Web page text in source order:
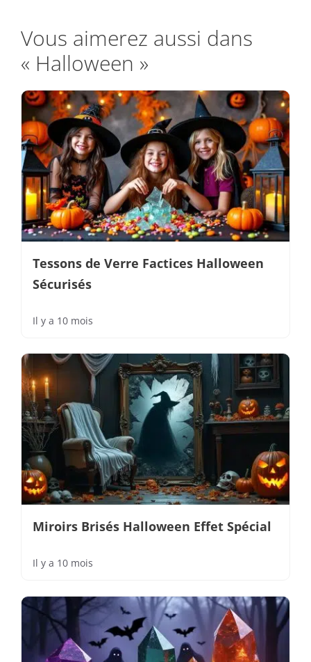
Vous aimerez aussi dans
« Halloween »
Tessons de Verre Factices Halloween
Sécurisés
Il y a 10 mois
Miroirs Brisés Halloween Effet Spécial
Il y a 10 mois